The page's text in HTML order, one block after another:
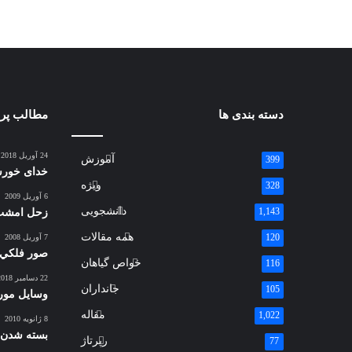
مطالب پر
24 آوریل 2018
خدای
6 آوریل 2009
زحل
7 آوریل 2008
صور
22 دسامبر 2018
وسایل
8 ژانویه 2010
بسته
دسته بندی ها
آموزش 399
ویژه 328
دانشجویی 1,143
همه مقالات 120
خواص گیاهان 116
جانداران 105
مقاله 1,022
رپرتاژ 77